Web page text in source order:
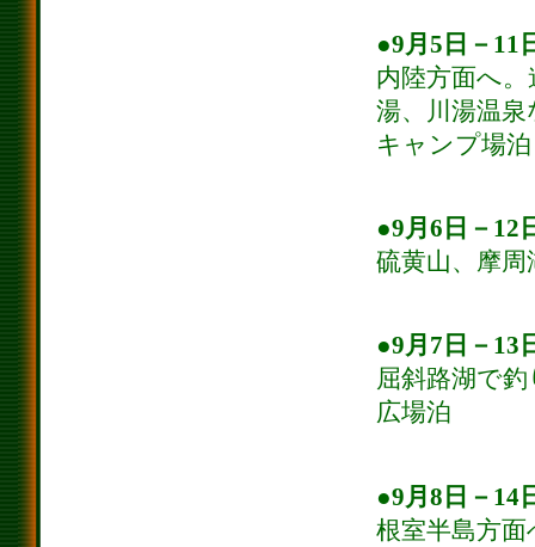
●9月5日－11
内陸方面へ
湯、川湯温
キャンプ場泊
●9月6日－12
硫黄山、摩
●9月7日－13
屈斜路湖で
広場泊
●9月8日－14
根室半島方